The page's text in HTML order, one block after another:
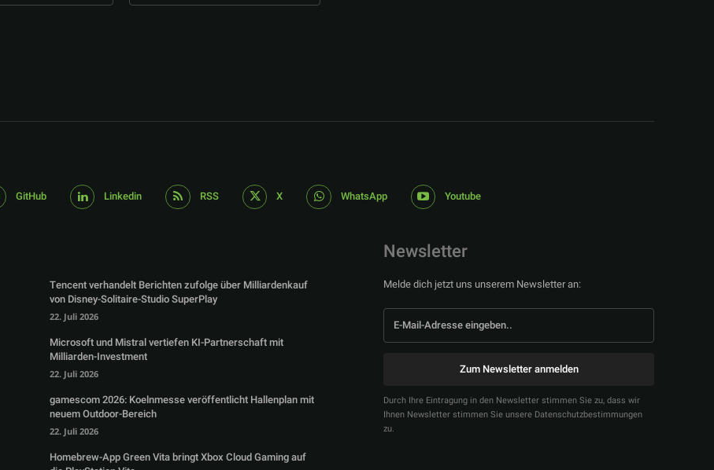
GitHub Linkedin RSS X WhatsApp Youtube
Tencent verhandelt Berichten zufolge über Milliardenkauf
von Disney-Solitaire-Studio SuperPlay
22. Juli 2026
Microsoft und Mistral vertiefen KI-Partnerschaft mit
Milliarden-Investment
22. Juli 2026
gamescom 2026: Koelnmesse veröffentlicht Hallenplan mit
neuem Outdoor-Bereich
22. Juli 2026
Homebrew-App Green Vita bringt Xbox Cloud Gaming auf
Newsletter
Melde dich jetzt uns unserem Newsletter an:
Zum Newsletter anmelden
Durch Ihre Eintragung in den Newsletter stimmen Sie zu, dass wir
Ihnen Newsletter stimmen Sie unsere Datenschutzbestimmungen
zu.